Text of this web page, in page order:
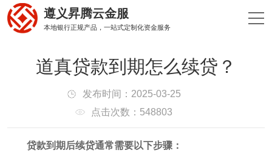
遵义昇腾云金服
本地银行正规产品，一站式定制化资金服务
道真贷款到期怎么续贷？
发布时间：2025-03-25
点击次数：548803
贷款到期后续贷通常需要以下步骤：